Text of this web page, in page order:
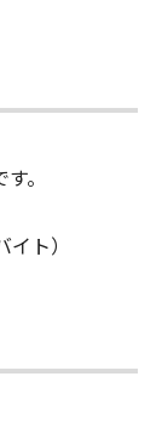
。
ト）